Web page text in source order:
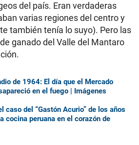
del país. Eran verdaderas
varias regiones del centro y
también tenía lo suyo). Pero las
ganado del Valle del Mantaro
de 1964: El día que el Mercado
en el fuego | Imágenes
caso del “Gastón Acurio” de los años
cocina peruana en el corazón de